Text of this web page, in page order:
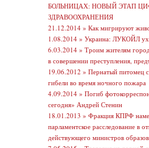
БОЛЬНИЦАХ: НОВЫЙ ЭТАП
ЗДРАВООХРАНЕНИЯ
21.12.2014 » Как мигрируют
1.08.2014 » Украина: ЛУКОЙЛ
6.03.2014 » Троим жителям
в совершении преступления,
19.06.2012 » Пернатый питомец
гибели во время ночного пожара
4.09.2014 » Погиб
сегодня» Андрей Стенин
18.01.2013 » Фракция КПРФ
парламентское расследование в
действующего министров